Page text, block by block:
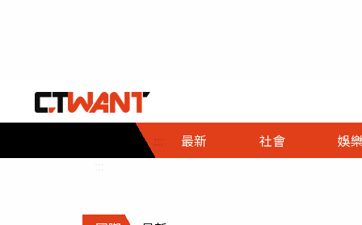
::: 最新 社會
社會首頁
時事
調查
娛樂
娛樂首頁
即時
財經首頁
熱線
政